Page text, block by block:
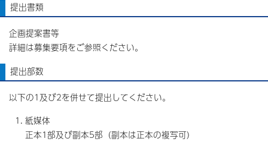
提出書類
企画提案書等
詳細は募集要項をご参照ください。
提出部数
以下の1及び2を併せて提出してください。
紙媒体
正本1部及び副本5部（副本は正本の複写可）